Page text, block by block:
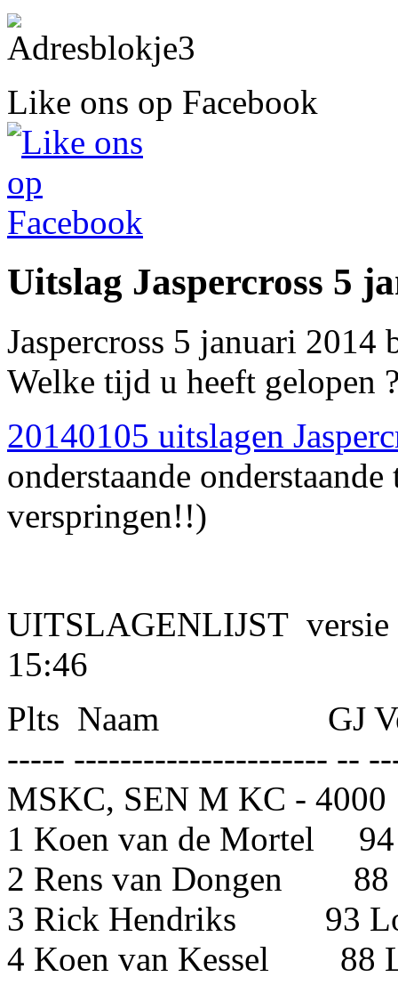
Like ons op Facebook
Uitslag Jaspercross 5
Jaspercross 5 januari
Welke tijd u heeft gelopen
20140105 uitslagen
onderstaande
verspringen!!)
UITSLAGENLIJST versie
Plts Naam GJ
----- ---------------------- --
MSKC, SEN M KC - 4000
1 Koen van de Mortel
2 Rens van
3 Rick Hendriks 93
4 Koen van Kessel 88